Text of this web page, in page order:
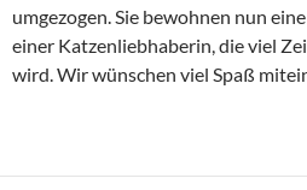
umgezogen. Sie bewohnen nun
einer Katzenliebhaberin, die viel
wird. Wir wünschen viel Spaß